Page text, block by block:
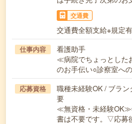
交通費
交通費全額支給※規定有
仕事内容
看護助手
≪病院でちょっとした
のお手伝い○診察室へ
応募資格
職種未経験OK / ブラ
要
≪無資格・未経験
書は不要です。▽応募